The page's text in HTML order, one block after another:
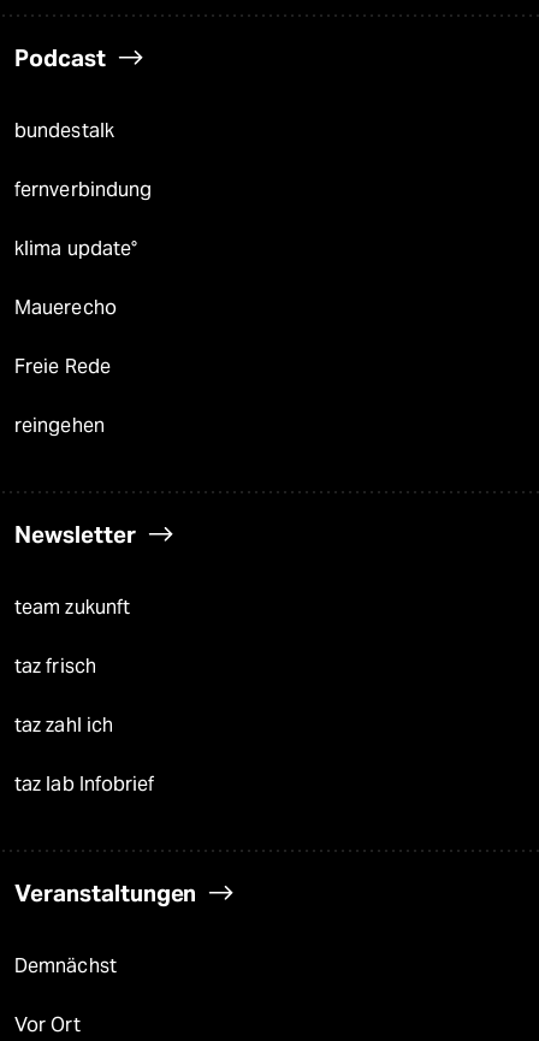
Podcast
bundestalk
fernverbindung
klima update°
Mauerecho
Freie Rede
reingehen
Newsletter
team zukunft
taz frisch
taz zahl ich
taz lab Infobrief
Veranstaltungen
Demnächst
Vor Ort